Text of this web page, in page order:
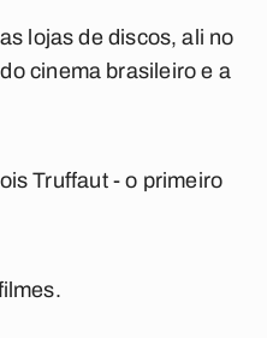
lojas de discos, ali no
cinema brasileiro e a
Truffaut - o primeiro